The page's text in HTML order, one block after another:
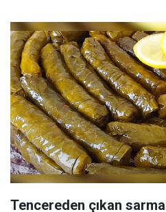
Tencereden çıkan